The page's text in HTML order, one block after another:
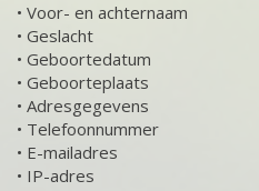
• Voor- en achternaam
• Geslacht
• Geboortedatum
• Geboorteplaats
• Adresgegevens
• Telefoonnummer
• E-mailadres
• IP-adres